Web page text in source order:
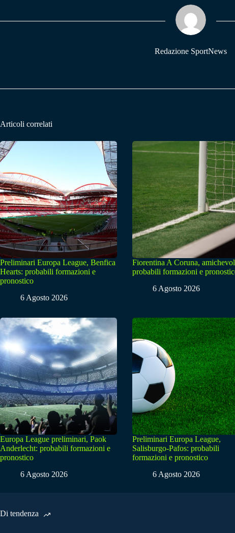
pp m
Redazione SportNews
Articoli correlati
Preliminari Europa League, Benfica
Hearts: probabili formazioni e
pronostico
6 Agosto 2026
Fiorentina A Coruna,
probabili formazioni e
6 Agosto 2026
Europa League preliminari, Paok
Anderlecht: probabili formazioni e
pronostico
6 Agosto 2026
Preliminari Europa League,
Salisburgo-Pafos: probabili
formazioni e pronostico
6 Agosto 2026
Di tendenza